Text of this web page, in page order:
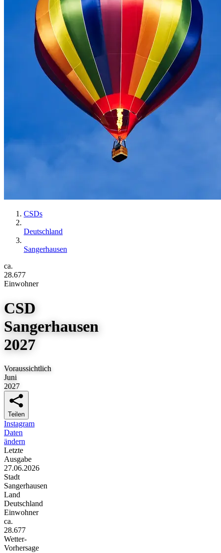
CSDs
Deutschland
Sangerhausen
ca.
28.677
Einwohner
CSD
Sangerhausen
2027
Voraussichtlich
Juni
2027
Teilen
Instagram
Daten
ändern
Letzte
Ausgabe
27.06.2026
Stadt
Sangerhausen
Land
Deutschland
Einwohner
ca.
28.677
Wetter-
Vorhersage